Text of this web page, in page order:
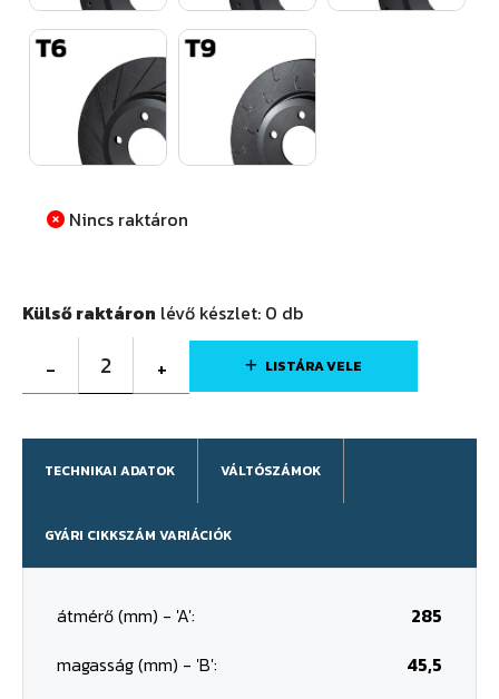
Nincs raktáron
Külső raktáron lévő készlet: 0 db
- 2 + LISTÁRA VELE
TECHNIKAI ADATOK VÁLTÓSZÁMOK
GYÁRI CIKKSZÁM VARIÁCIÓK
átmérő (mm) - 'A':
285
magasság (mm) - 'B':
45,5